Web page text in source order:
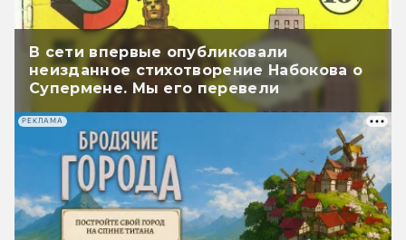
В сети впервые опубликовали
неизданное стихотворение Набокова о
Супермене. Мы его перевели
РЕКЛАМА